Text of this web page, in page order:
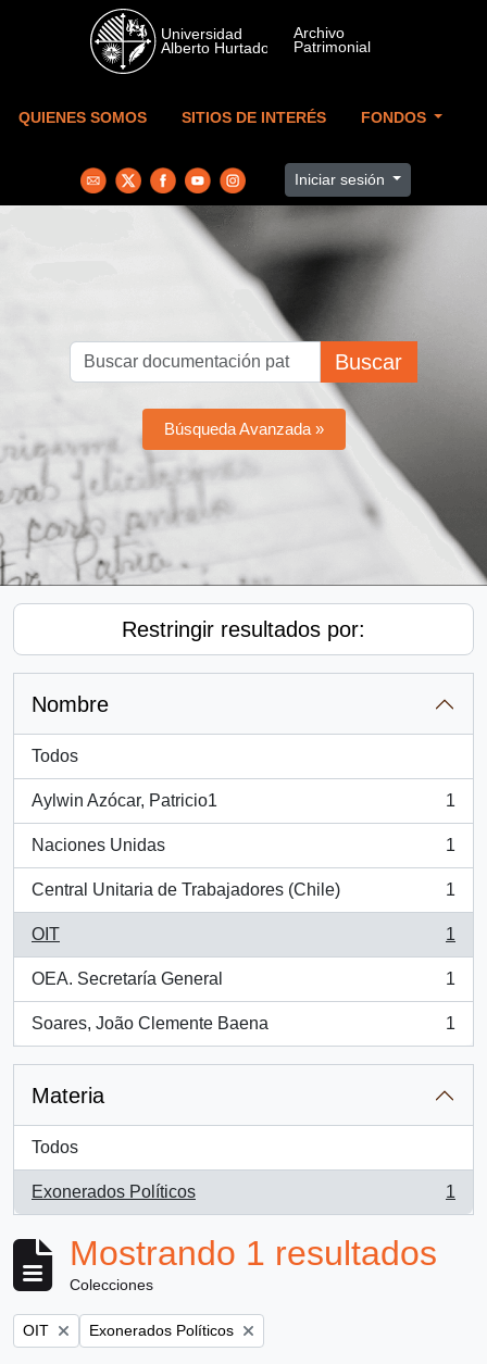
Skip to main content
QUIENES SOMOS SITIOS DE INTERÉS FONDOS
Iniciar sesión
Buscar
Búsqueda Avanzada »
Restringir resultados por:
Nombre
Todos
Aylwin Azócar, Patricio1
, 1 resultados
1
Naciones Unidas
, 1 resultados
1
Central Unitaria de Trabajadores (Chile)
, 1 resultados
1
OIT
, 1 resultados
1
OEA. Secretaría General
, 1 resultados
1
Soares, João Clemente Baena
, 1 resultados
1
Materia
Todos
Exonerados Políticos
, 1 resultados
1
Mostrando 1 resultados
Colecciones
Remove filter:
OIT Remove filter:
Exonerados Políticos